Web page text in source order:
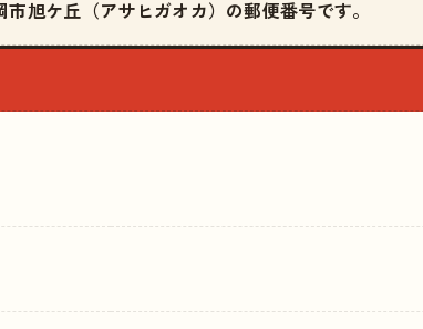
旭ケ丘（アサヒガオカ）の郵便番号です。